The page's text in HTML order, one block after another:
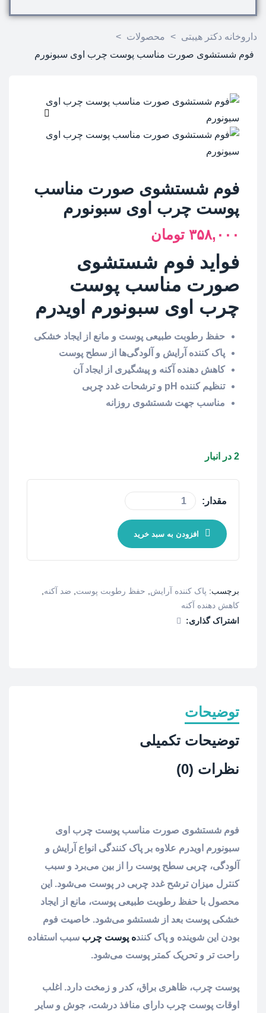
داروخانه دکتر هیبتی > محصولات >
فوم شستشوی صورت مناسب پوست چرب اوی سبونورم
فوم شستشوی صورت مناسب
پوست چرب اوی سبونورم
۳۵۸,۰۰۰ تومان
فواید فوم شستشوی
صورت مناسب پوست
چرب اوی سبونورم اویدرم
حفظ رطوبت طبیعی پوست و مانع از ایجاد خشکی
پاک کننده آرایش و آلودگی‌ها از سطح پوست
کاهش دهنده آکنه و پیشگیری از ایجاد آن
تنظیم کننده pH و ترشحات غدد چربی
مناسب جهت شستشوی روزانه
2 در انبار
مقدار:
افزودن به سبد خرید
برچسب: پاک کننده آرایش حفظ رطوبت پوست ضد آکنه
کاهش دهنده آکنه
اشتراک گذاری:
توضیحات
توضیحات تکمیلی
نظرات (0)
فوم شستشوی صورت مناسب پوست چرب اوی
سبونورم اویدرم علاوه بر پاک کنندگی انواع آرایش و
آلودگی، چربی سطح پوست را از بین می‌برد و سبب
کنترل میزان ترشح غدد چربی در پوست می‌شود. این
محصول با حفظ رطوبت طبیعی پوست، مانع از ایجاد
خشکی پوست بعد از شستشو می‌شود. خاصیت فوم
بودن این شوینده و پاک کننده پوست چرب سبب استفاده
راحت تر و تحریک کمتر پوست می‌شود.
پوست چرب، ظاهری براق، کدر و زمخت دارد. اغلب
اوقات پوست چرب دارای منافذ درشت، جوش و سایر